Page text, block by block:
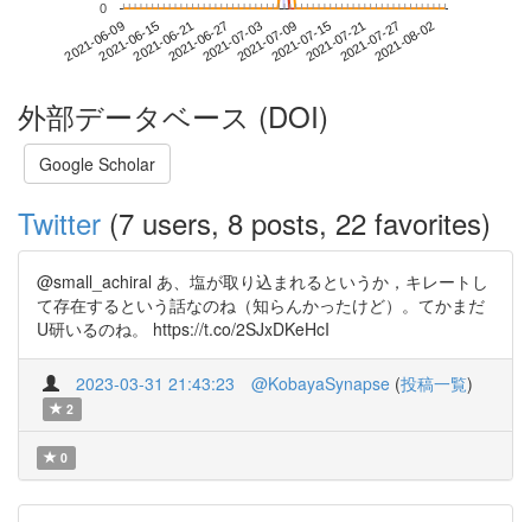
2021-06-092021-06-152021-06-212021-06-272021-07-032021-07-092021-07-152021-07-212021-07-272021-08-02
0
外部データベース (DOI)
Google Scholar
Twitter (7 users, 8 posts, 22 favorites)
@small_achiral あ、塩が取り込まれるというか，キレートし
て存在するという話なのね（知らんかったけど）。てかまだ
U研いるのね。 https://t.co/2SJxDKeHcI
2023-03-31 21:43:23 @KobayaSynapse (投稿一覧)
2
0